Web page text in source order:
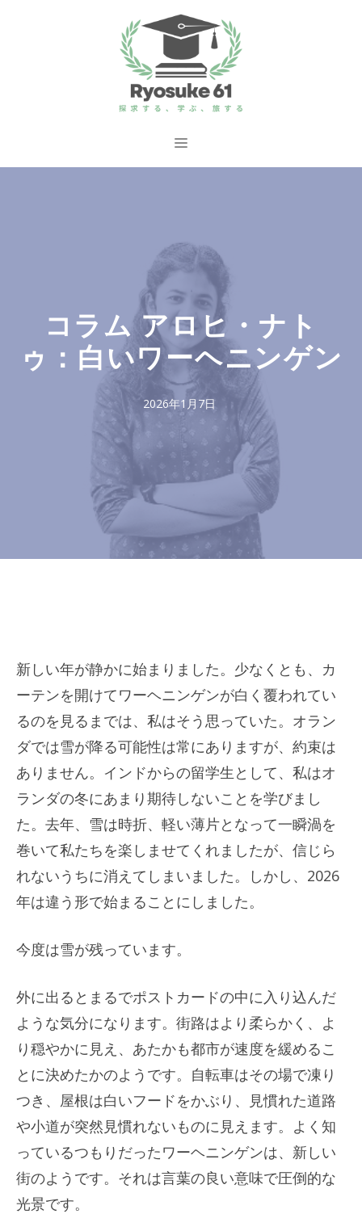
ス
メ
コラム アロヒ・ナト
ゥ：白いワーヘニンゲン
2026年1月7日
新しい年が静かに始まりました。少なくとも、カ
ーテンを開けてワーヘニンゲンが白く覆われてい
るのを見るまでは、私はそう思っていた。オラン
ダでは雪が降る可能性は常にありますが、約束は
ありません。インドからの留学生として、私はオ
ランダの冬にあまり期待しないことを学びまし
た。去年、雪は時折、軽い薄片となって一瞬渦を
巻いて私たちを楽しませてくれましたが、信じら
れないうちに消えてしまいました。しかし、2026
年は違う形で始まることにしました。
今度は雪が残っています。
外に出るとまるでポストカードの中に入り込んだ
ような気分になります。街路はより柔らかく、よ
り穏やかに見え、あたかも都市が速度を緩めるこ
とに決めたかのようです。自転車はその場で凍り
つき、屋根は白いフードをかぶり、見慣れた道路
や小道が突然見慣れないものに見えます。よく知
っているつもりだったワーヘニンゲンは、新しい
街のようです。それは言葉の良い意味で圧倒的な
光景です。